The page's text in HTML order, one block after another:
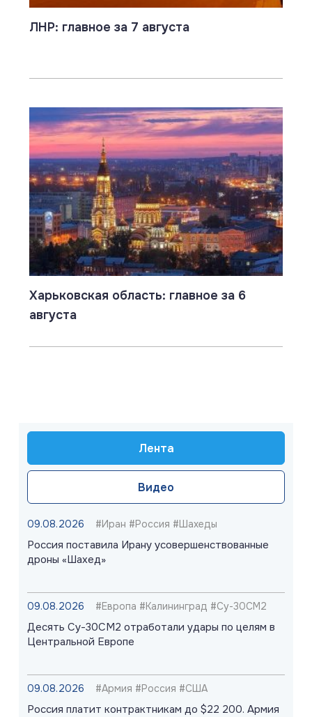
Лента
Видео
09.08.2026 #Иран #Россия #Шахеды
Россия поставила Ирану усовершенствованные
дроны «Шахед»
09.08.2026 #Европа #Калининград #Су-30СМ2
Десять Су-30СМ2 отработали удары по целям в
Центральной Европе
09.08.2026 #Армия #Россия #США
Россия платит контрактникам до $22 200. Армия
ЛНР: главное за 7 августа
Харьковская область: главное за 6
августа